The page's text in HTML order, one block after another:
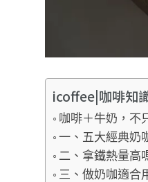
icoffee|咖啡知
咖啡＋牛奶，不
一、五大經典奶
二、拿鐵熱量高
三、做奶咖適合